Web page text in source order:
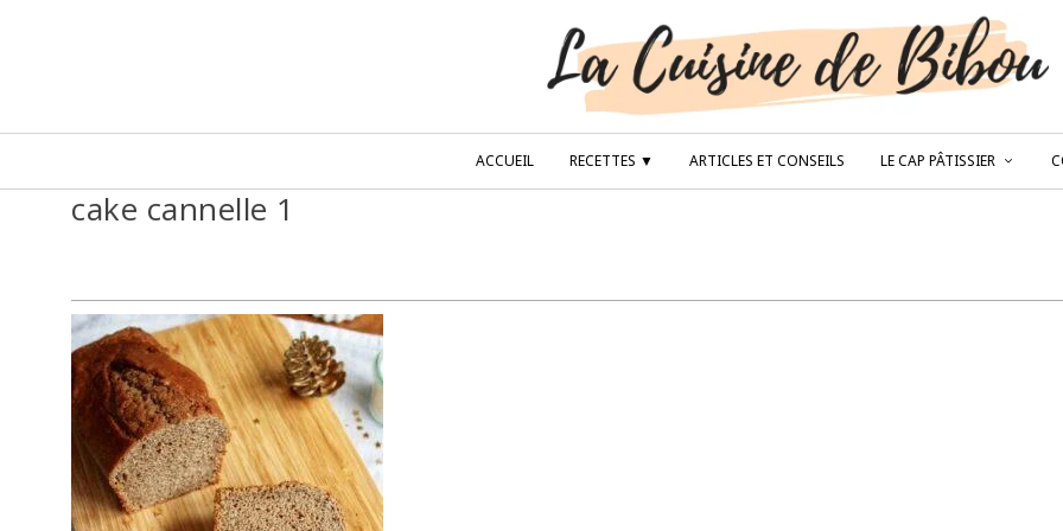
ACCUEIL RECETTES ▼ ARTICLES ET CONSEILS LE CAP PÂTISSIER
cake cannelle 1